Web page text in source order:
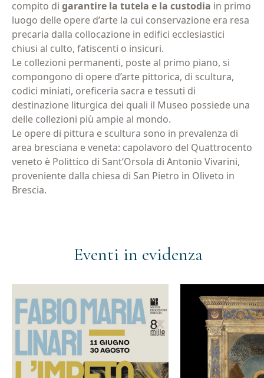
compito di garantire la tutela e la custodia in primo
luogo delle opere d’arte la cui conservazione era resa
precaria dalla collocazione in edifici ecclesiastici
chiusi al culto, fatiscenti o insicuri.
Le collezioni permanenti, poste al primo piano, si
compongono di opere d’arte pittorica, di scultura,
codici miniati, oreficeria sacra e tessuti di
destinazione liturgica dei quali il Museo possiede una
delle collezioni più ampie al mondo.
Le opere di pittura e scultura sono in prevalenza di
area bresciana e veneta: capolavoro del Quattrocento
veneto è Polittico di Sant’Orsola di Antonio Vivarini,
proveniente dalla chiesa di San Pietro in Oliveto in
Brescia.
Eventi in evidenza